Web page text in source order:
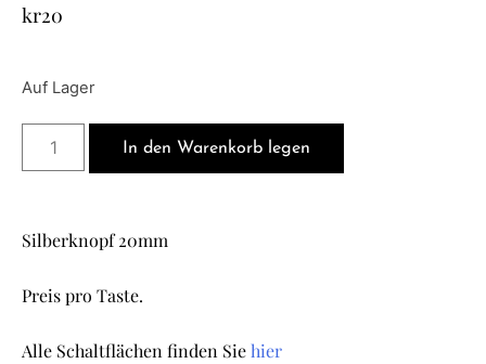
kr20
Auf Lager
In den Warenkorb legen
Silberknopf 20mm
Preis pro Taste.
Alle Schaltflächen finden Siehier